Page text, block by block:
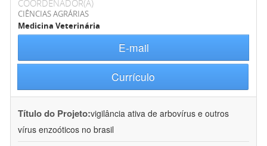
COORDENADOR(A)
CIÊNCIAS AGRÁRIAS
Medicina Veterinária
E-mail
Currículo
Título do Projeto:vigilância ativa de arbovírus e outros
vírus enzoóticos no brasil